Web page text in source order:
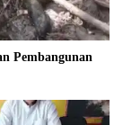
Pembangunan